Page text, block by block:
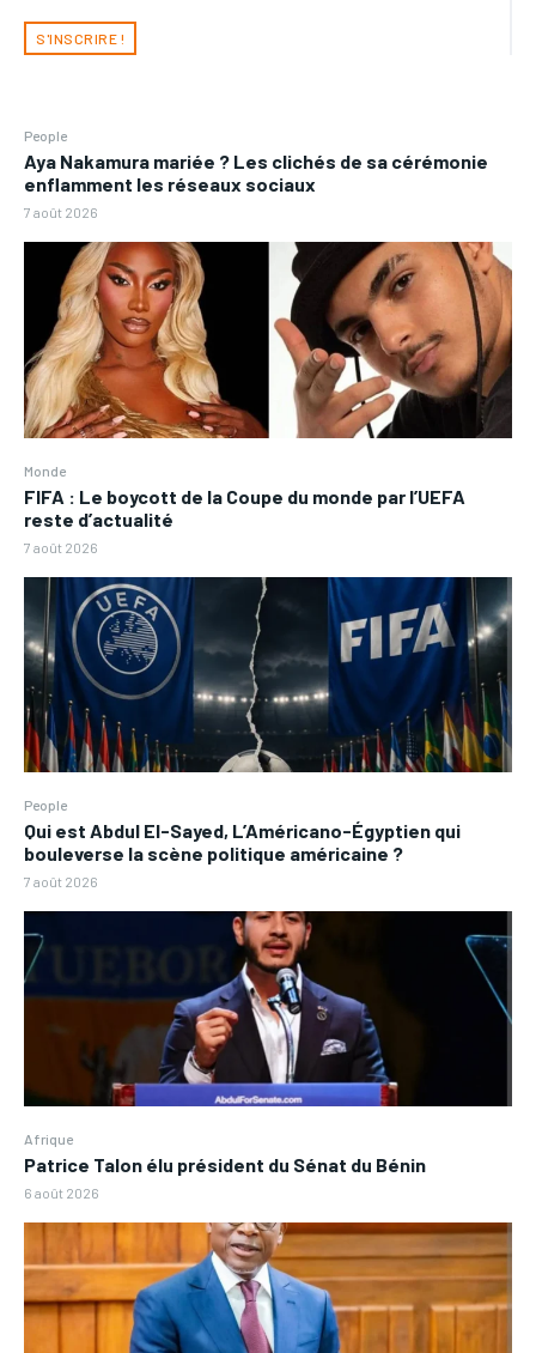
S'INSCRIRE !
People
Aya Nakamura mariée ? Les clichés de sa cérémonie
enflamment les réseaux sociaux
7 août 2026
Monde
FIFA : Le boycott de la Coupe du monde par l’UEFA
reste d’actualité
7 août 2026
People
Qui est Abdul El-Sayed, L’Américano-Égyptien qui
bouleverse la scène politique américaine ?
7 août 2026
Afrique
Patrice Talon élu président du Sénat du Bénin
6 août 2026